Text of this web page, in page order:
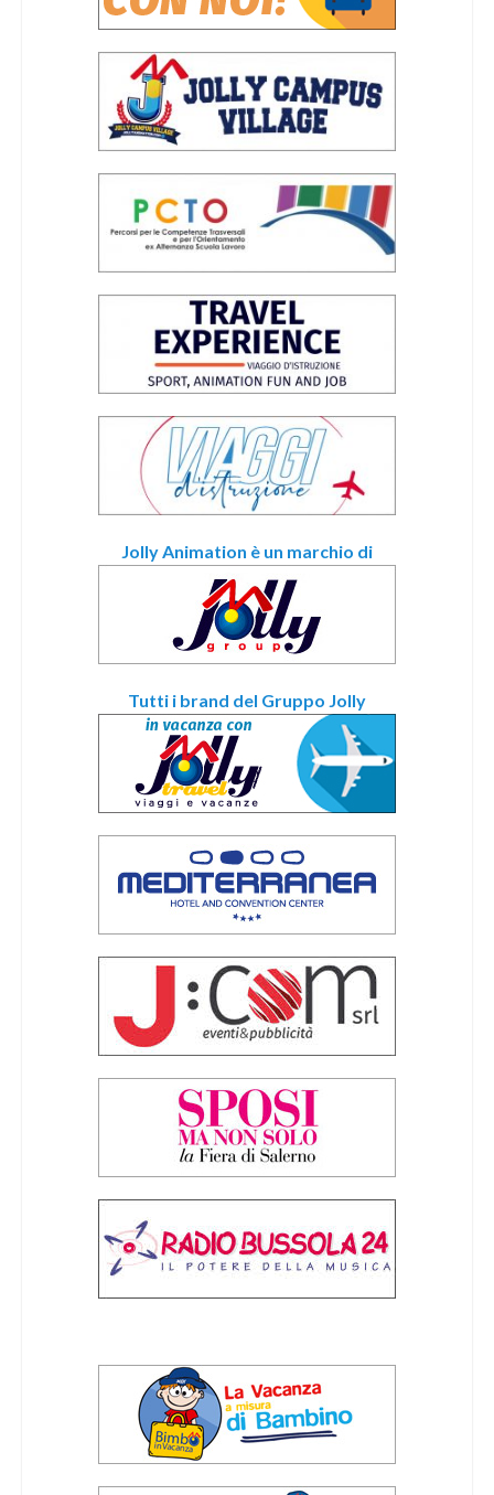
Jolly Animation è un marchio di
Tutti i brand del Gruppo Jolly